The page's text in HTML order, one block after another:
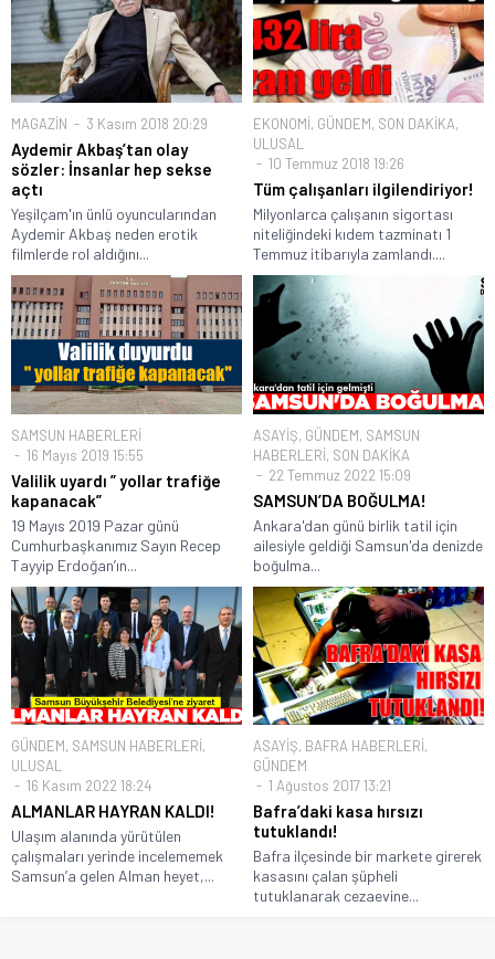
MAGAZİN 3 Kasım 2018 20:29
Aydemir Akbaş’tan olay
sözler: İnsanlar hep sekse
açtı
Yeşilçam'ın ünlü oyuncularından
Aydemir Akbaş neden erotik
filmlerde rol aldığını...
EKONOMİ, GÜNDEM, SON DAKİKA,
ULUSAL
10 Temmuz 2018 19:26
Tüm çalışanları ilgilendiriyor!
Milyonlarca çalışanın sigortası
niteliğindeki kıdem tazminatı 1
Temmuz itibarıyla zamlandı....
SAMSUN HABERLERİ
16 Mayıs 2019 15:55
Valilik uyardı ” yollar trafiğe
kapanacak”
19 Mayıs 2019 Pazar günü
Cumhurbaşkanımız Sayın Recep
Tayyip Erdoğan’ın...
ASAYİŞ, GÜNDEM, SAMSUN
HABERLERİ, SON DAKİKA
22 Temmuz 2022 15:09
SAMSUN’DA BOĞULMA!
Ankara'dan günü birlik tatil için
ailesiyle geldiği Samsun'da denizde
boğulma...
GÜNDEM, SAMSUN HABERLERİ,
ULUSAL
16 Kasım 2022 18:24
ALMANLAR HAYRAN KALDI!
Ulaşım alanında yürütülen
çalışmaları yerinde incelememek
Samsun’a gelen Alman heyet,...
ASAYİŞ, BAFRA HABERLERİ,
GÜNDEM
1 Ağustos 2017 13:21
Bafra’daki kasa hırsızı
tutuklandı!
Bafra ilçesinde bir markete girerek
kasasını çalan şüpheli
tutuklanarak cezaevine...